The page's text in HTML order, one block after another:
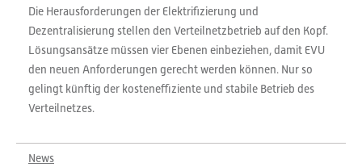
Die Herausforderungen der Elektrifizierung und
Dezentralisierung stellen den Verteilnetzbetrieb auf den Kopf.
Lösungsansätze müssen vier Ebenen einbeziehen, damit EVU
den neuen Anforderungen gerecht werden können. Nur so
gelingt künftig der kosteneffiziente und stabile Betrieb des
Verteilnetzes.
News